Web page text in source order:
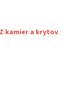
kamier a krytov